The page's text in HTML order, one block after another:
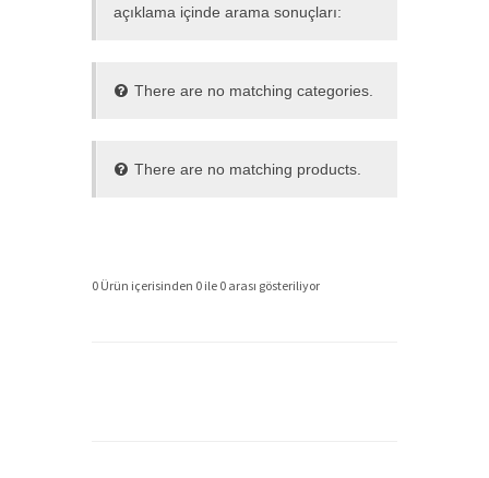
açıklama içinde arama sonuçları:
There are no matching categories.
There are no matching products.
0 Ürün içerisinden 0 ile 0 arası gösteriliyor